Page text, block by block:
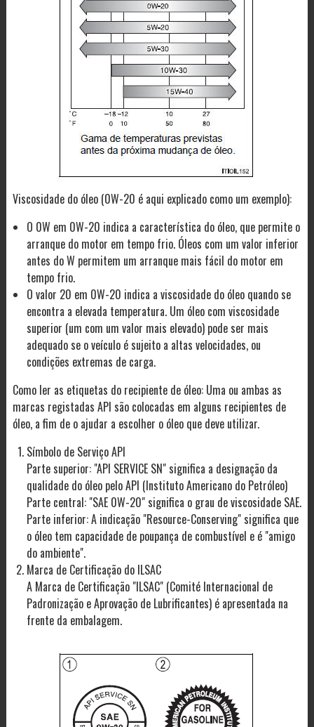
Viscosidade do óleo (0W-20 é aqui explicado como um exemplo):
O 0W em 0W-20 indica a característica do óleo, que permite o
arranque do motor em tempo frio. Óleos com um valor inferior
antes do W permitem um arranque mais fácil do motor em
tempo frio.
O valor 20 em 0W-20 indica a viscosidade do óleo quando se
encontra a elevada temperatura. Um óleo com viscosidade
superior (um com um valor mais elevado) pode ser mais
adequado se o veículo é sujeito a altas velocidades, ou
condições extremas de carga.
Como ler as etiquetas do recipiente de óleo: Uma ou ambas as
marcas registadas API são colocadas em alguns recipientes de
óleo, a fim de o ajudar a escolher o óleo que deve utilizar.
Símbolo de Serviço API
Parte superior: "API SERVICE SN" significa a designação da
qualidade do óleo pelo API (Instituto Americano do Petróleo)
Parte central: "SAE 0W-20" significa o grau de viscosidade SAE.
Parte inferior: A indicação "Resource-Conserving" significa que
o óleo tem capacidade de poupança de combustível e é "amigo
do ambiente".
Marca de Certificação do ILSAC
A Marca de Certificação "ILSAC" (Comité Internacional de
Padronização e Aprovação de Lubrificantes) é apresentada na
frente da embalagem.